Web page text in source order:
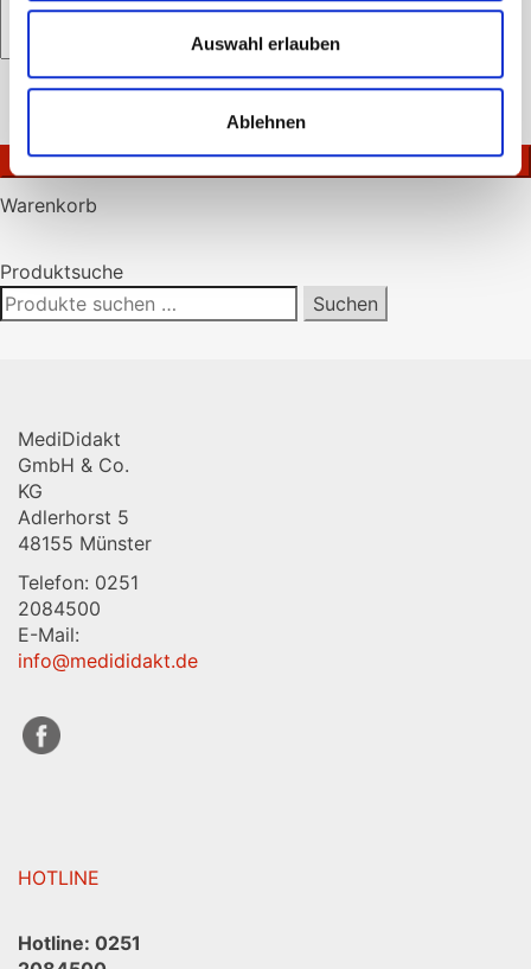
Auswahl erlauben
Ablehnen
Bitte
Feld
leer.
Warenkorb
Produktsuche
Suchen
nach:
Suchen
MediDidakt
GmbH & Co.
KG
Adlerhorst 5
48155 Münster
Telefon: 0251
2084500
E-Mail:
info@medididakt.de
HOTLINE
Hotline: 0251